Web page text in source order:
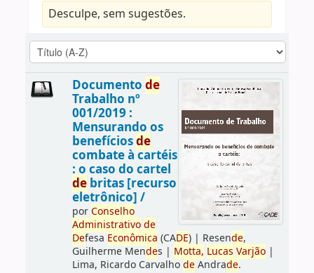
Desculpe, sem sugestões.
Documento de
Trabalho nº
001/2019 :
Mensurando os
benefíciosde
combate à cartéis
: o caso do cartel
debritas [recurso
eletrônico] /
porConselho
Administrativo de
Defesa Econômica (CADE)| Resende,
Guilherme Mendes | Motta, Lucas Varjão|
Lima, Ricardo CarvalhodeAndrade.